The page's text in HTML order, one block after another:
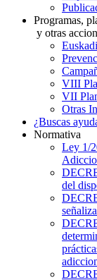
Programas,
y otras
VIII
VII
Otras
¿Buscas
Normativa
Ley 1/
del